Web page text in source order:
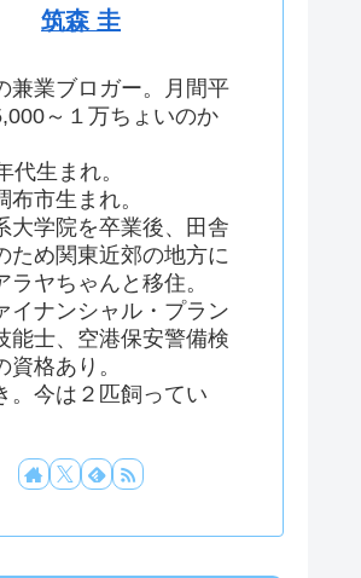
筑森 圭
兼業ブロガー。月間平
～１万ちょいのか
代生まれ。
布市生まれ。
大学院を卒業後、田舎
ため関東近郊の地方に
ラヤちゃんと移住。
イナンシャル・プラン
能士、空港保安警備検
資格あり。
。今は２匹飼ってい